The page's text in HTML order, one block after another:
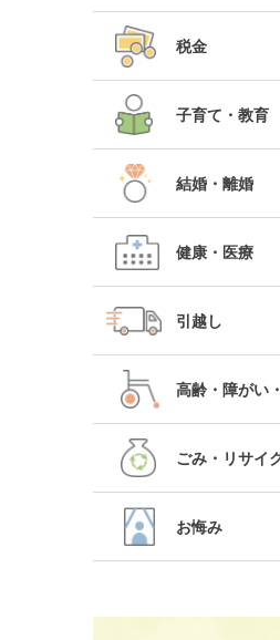
税金
子育て・教育
結婚・離婚
健康・医療
引越し
高齢・障がい
ごみ・リサイ
お悔み